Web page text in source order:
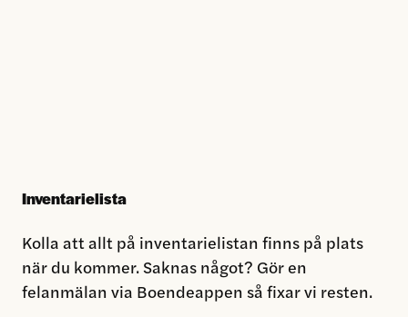
Inventarielista
Kolla att allt på inventarielistan finns på plats
när du kommer. Saknas något? Gör en
felanmälan via Boendeappen så fixar vi resten.